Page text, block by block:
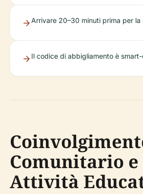
Arrivare 20–30 minuti prima per la
Il codice di abbigliamento è smart-
Comunitario e
Attività